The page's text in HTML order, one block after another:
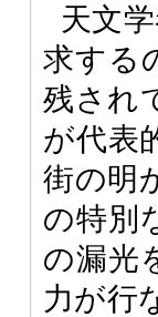
天文
求する
残され
が代表
街の明
の特別
の漏光
力が行